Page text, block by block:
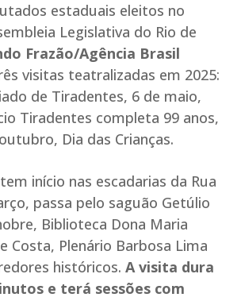
estaduais eleitos no
Legislativa do Rio de
Frazão/Agência Brasil
visitas teatralizadas em 2025:
de Tiradentes, 6 de maio,
Tiradentes completa 99 anos,
Dia das Crianças.
início nas escadarias da Rua
passa pelo saguão Getúlio
Biblioteca Dona Maria
Costa, Plenário Barbosa Lima
históricos. A visita dura
e terá sessões com